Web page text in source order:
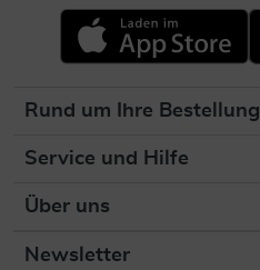
Rund um Ihre Bestellung
Service und Hilfe
Über uns
Newsletter